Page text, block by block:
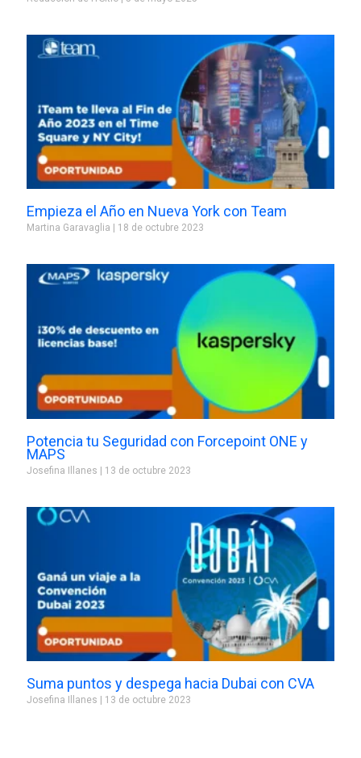
Empieza el Año en Nueva York con Team
Martina Garavaglia 18 de octubre 2023
Potencia tu Seguridad con Forcepoint ONE y
MAPS
Josefina Illanes 13 de octubre 2023
Suma puntos y despega hacia Dubai con CVA
Josefina Illanes 13 de octubre 2023